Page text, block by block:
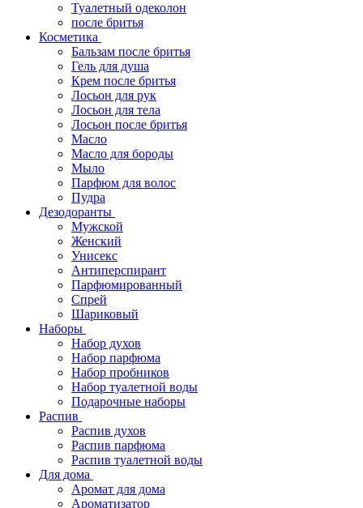
Туалетный одеколон
после бритья
Косметика
Бальзам после бритья
Гель для душа
Крем после бритья
Лосьон для рук
Лосьон для тела
Лосьон после бритья
Масло
Масло для бороды
Мыло
Парфюм для волос
Пудра
Дезодоранты
Мужской
Женский
Унисекс
Антиперспирант
Парфюмированный
Спрей
Шариковый
Наборы
Набор духов
Набор парфюма
Набор пробников
Набор туалетной воды
Подарочные наборы
Распив
Распив духов
Распив парфюма
Распив туалетной воды
Для дома
Аромат для дома
Ароматизатор